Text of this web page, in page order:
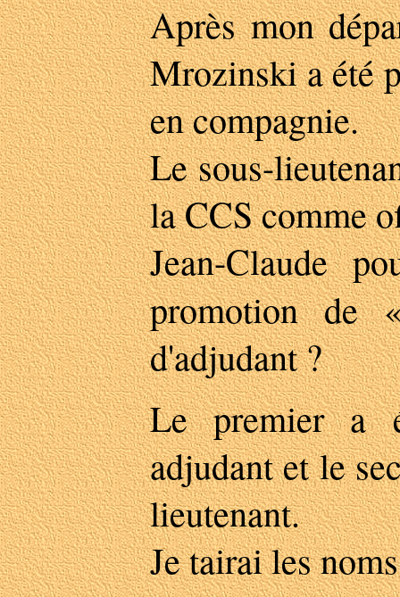
Après mon
Mrozinski a été
en compagnie.
Le sous-
la CCS comme
Jean-Claude
promotion
d'adjudant ?
Le premier a
adjudant et le
lieutenant.
Je tairai les